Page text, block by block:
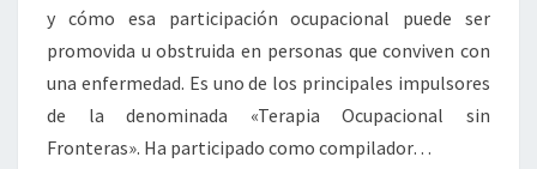
y cómo esa participación ocupacional puede ser
promovida u obstruida en personas que conviven con
una enfermedad. Es uno de los principales impulsores
de la denominada «Terapia Ocupacional sin
Fronteras». Ha participado como compilador…